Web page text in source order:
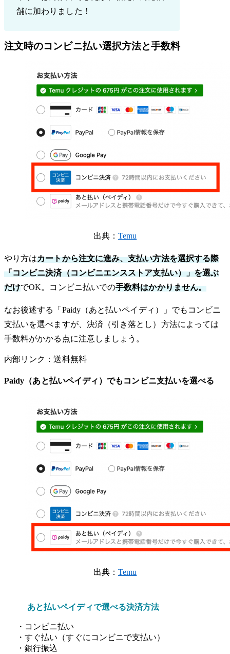
舗に加わりました！
注文時のコンビニ払い選択方法と手数料
出典： Temu
やり方はカートから注文に進み、支払い方法を選択する際
「コンビニ決済（コンビニエンスストア支払い）」を選ぶ
だけでOK。コンビニ払いでの手数料はかかりません。
なお後述する「Paidy（あと払いペイディ）」でもコンビニ
支払いを選べますが、決済（引き落とし）方法によっては
手数料がかかる点に注意しましょう。
内部リンク：送料無料
Paidy（あと払いペイディ）でもコンビニ支払いを選べる
出典： Temu
あと払いペイディで選べる決済方法
・コンビニ払い
・すぐ払い（すぐにコンビニで支払い）
・銀行振込